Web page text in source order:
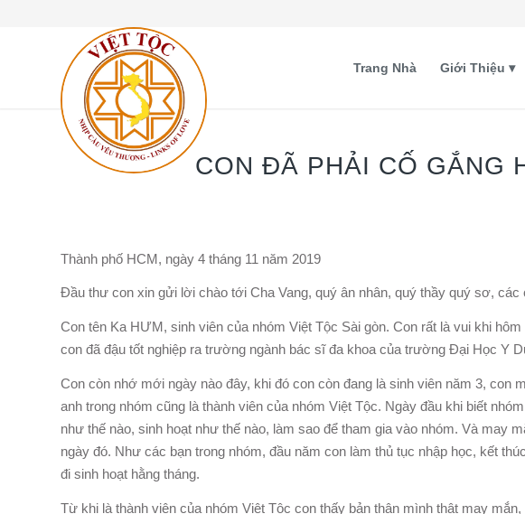
Trang Nhà Giới Thiệu
CON ĐÃ PHẢI CỐ GẮNG
Thành phố HCM, ngày 4 tháng 11 năm 2019
Đầu thư con xin gửi lời chào tới Cha Vang, quý ân nhân, quý thầy quý sơ, các
Con tên Ka HƯM, sinh viên của nhóm Việt Tộc Sài gòn. Con rất là vui khi
con đã đậu tốt nghiệp ra trường ngành bác sĩ đa khoa của trường Đại Học Y
Con còn nhớ mới ngày nào đây, khi đó con còn đang là sinh viên năm 3,
anh trong nhóm cũng là thành viên của nhóm Việt Tộc. Ngày đầu khi biết
như thế nào, sinh hoạt như thế nào, làm sao để tham gia vào nhóm. Và may
ngày đó. Như các bạn trong nhóm, đầu năm con làm thủ tục nhập học, kết
đi sinh hoạt hằng tháng.
Từ khi là thành viên của nhóm Việt Tộc con thấy bản thân mình thật may